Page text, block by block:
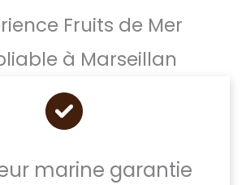
Fruits de Mer
à Marseillan
marine garantie